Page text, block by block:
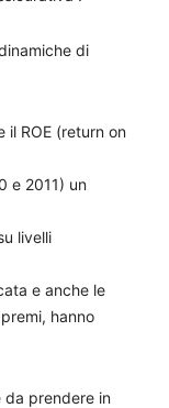
di
il ROE (return on
e 2011) un
livelli
e anche le
hanno
da prendere in